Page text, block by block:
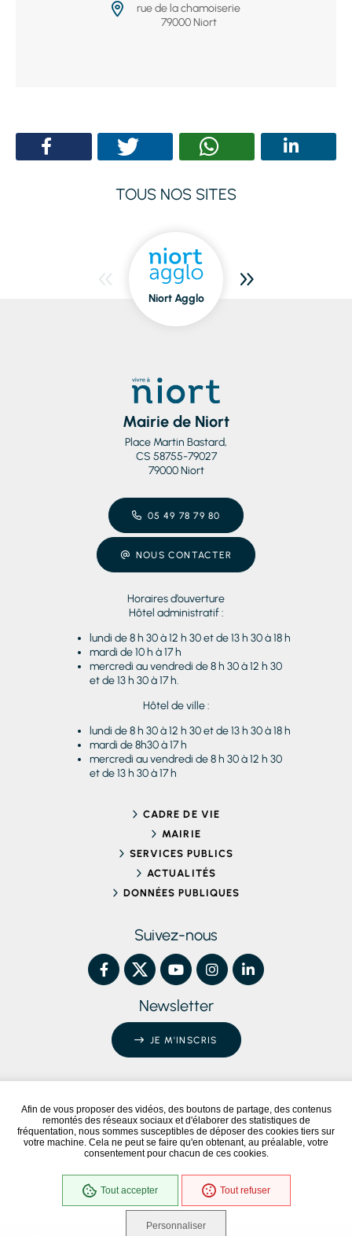
Afin de vous proposer des vidéos, des boutons de partage, des contenus
remontés des réseaux sociaux et d'élaborer des statistiques de
fréquentation, nous sommes susceptibles de déposer des cookies tiers sur
votre machine. Cela ne peut se faire qu'en obtenant, au préalable, votre
consentement pour chacun de ces cookies.
Tout accepter Tout refuser
Personnaliser
rue de la chamoiserie
79000 Niort
TOUS NOS SITES
Niort Agglo
Mairie de Niort
Place Martin Bastard,
CS 58755-79027
79000 Niort
05 49 78 79 80
NOUS CONTACTER
Horaires d’ouverture
Hôtel administratif :
lundi de 8 h 30 à 12 h 30 et de 13 h 30 à 18 h
mardi de 10 h à 17 h
mercredi au vendredi de 8 h 30 à 12 h 30
et de 13 h 30 à 17 h.
Hôtel de ville :
lundi de 8 h 30 à 12 h 30 et de 13 h 30 à 18 h
mardi de 8h30 à 17 h
mercredi au vendredi de 8 h 30 à 12 h 30
et de 13 h 30 à 17 h
CADRE DE VIE
MAIRIE
SERVICES PUBLICS
ACTUALITÉS
DONNÉES PUBLIQUES
Suivez-nous
Newsletter
JE M'INSCRIS
Conformité RGAA
Partiellement conforme
NOUS ÉCRIRE / NOUS CONTACTER
MENTIONS LÉGALES
PLAN DU SITE
GESTION DES COOKIES